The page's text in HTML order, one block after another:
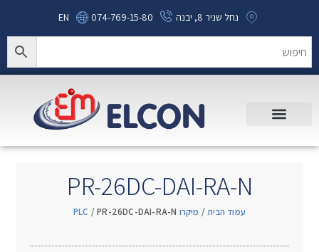
נחל שניר 8, יבנה 074-769-15-80
EN
PR-26DC-DAI-RA-N
עמוד הבית/ מיקרו PLC / PR-26DC-DAI-RA-N